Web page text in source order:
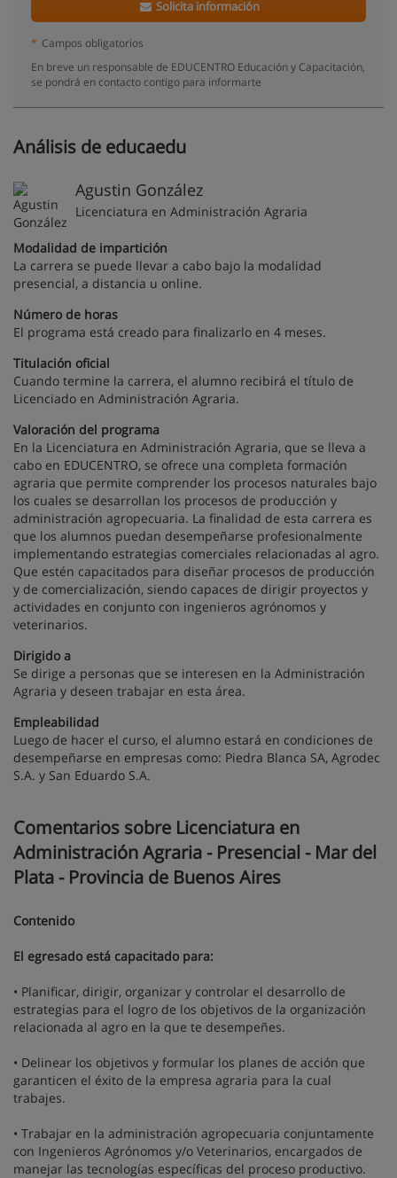
Solicita información
* Campos obligatorios
En breve un responsable de EDUCENTRO Educación y Capacitación,
se pondrá en contacto contigo para informarte
Análisis de educaedu
Agustin González
Licenciatura en Administración Agraria
Modalidad de impartición
La carrera se puede llevar a cabo bajo la modalidad
presencial, a distancia u online.
Número de horas
El programa está creado para finalizarlo en 4 meses.
Titulación oficial
Cuando termine la carrera, el alumno recibirá el título de
Licenciado en Administración Agraria.
Valoración del programa
En la Licenciatura en Administración Agraria, que se lleva a
cabo en EDUCENTRO, se ofrece una completa formación
agraria que permite comprender los procesos naturales bajo
los cuales se desarrollan los procesos de producción y
administración agropecuaria. La finalidad de esta carrera es
que los alumnos puedan desempeñarse profesionalmente
implementando estrategias comerciales relacionadas al agro.
Que estén capacitados para diseñar procesos de producción
y de comercialización, siendo capaces de dirigir proyectos y
actividades en conjunto con ingenieros agrónomos y
veterinarios.
Dirigido a
Se dirige a personas que se interesen en la Administración
Agraria y deseen trabajar en esta área.
Empleabilidad
Luego de hacer el curso, el alumno estará en condiciones de
desempeñarse en empresas como: Piedra Blanca SA, Agrodec
S.A. y San Eduardo S.A.
Comentarios sobre Licenciatura en
Administración Agraria - Presencial - Mar del
Plata - Provincia de Buenos Aires
Contenido
El egresado está capacitado para:
• Planificar, dirigir, organizar y controlar el desarrollo de
estrategias para el logro de los objetivos de la organización
relacionada al agro en la que te desempeñes.
• Delinear los objetivos y formular los planes de acción que
garanticen el éxito de la empresa agraria para la cual
trabajes.
• Trabajar en la administración agropecuaria conjuntamente
con Ingenieros Agrónomos y/o Veterinarios, encargados de
manejar las tecnologías específicas del proceso productivo.